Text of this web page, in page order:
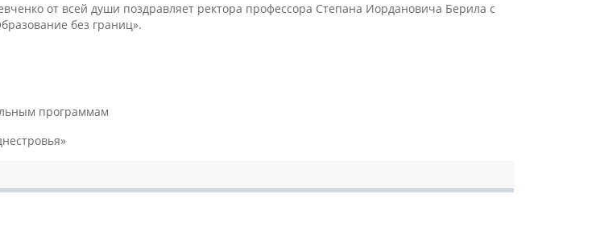
от всей души поздравляет ректора профессора Степана Иордановича Берила с
без границ».
программам